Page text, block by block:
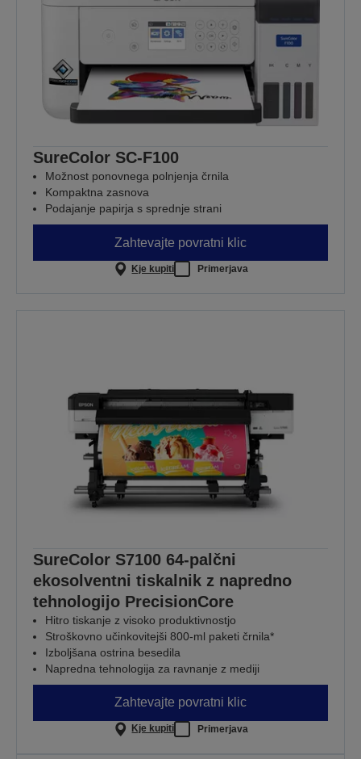
SureColor SC-F100
Možnost ponovnega polnjenja črnila
Kompaktna zasnova
Podajanje papirja s sprednje strani
Zahtevajte povratni klic
Kje kupiti Primerjava
SureColor S7100 64-palčni
ekosolventni tiskalnik z napredno
tehnologijo PrecisionCore
Hitro tiskanje z visoko produktivnostjo
Stroškovno učinkovitejši 800-ml paketi črnila*
Izboljšana ostrina besedila
Napredna tehnologija za ravnanje z mediji
Zahtevajte povratni klic
Kje kupiti Primerjava